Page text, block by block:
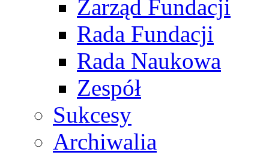
Zarząd Fundacji
Rada Fundacji
Rada Naukowa
Zespół
Sukcesy
Archiwalia